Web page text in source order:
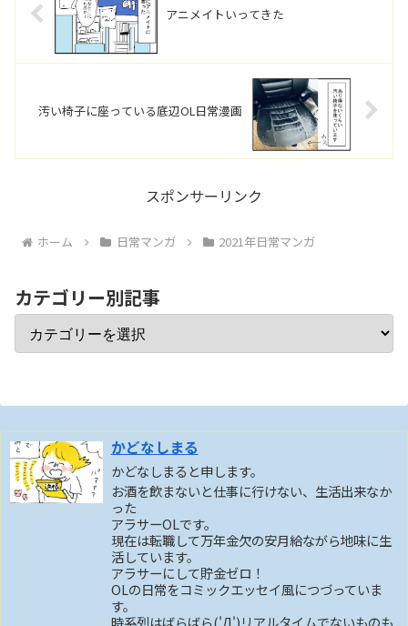
アニメイトいってきた
汚い椅子に座っている底辺OL日常漫画
スポンサーリンク
ホーム 日常マンガ 2021年日常マンガ
カテゴリー別記事
かどなしまる
かどなしまると申します。
お酒を飲まないと仕事に行けない、生活出来なか
った
アラサーOLです。
現在は転職して万年金欠の安月給ながら地味に生
活しています。
アラサーにして貯金ゼロ！
OLの日常をコミックエッセイ風につづっていま
す。
時系列はばらばら('Д')リアルタイムでないものも